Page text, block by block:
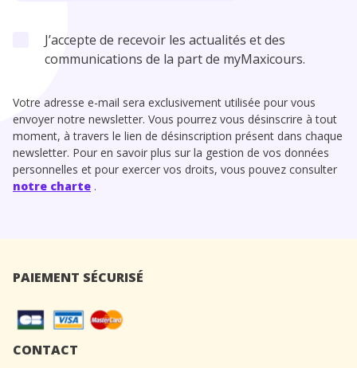
J’accepte de recevoir les actualités et des
communications de la part de myMaxicours.
Votre adresse e-mail sera exclusivement utilisée pour vous
envoyer notre newsletter. Vous pourrez vous désinscrire à tout
moment, à travers le lien de désinscription présent dans chaque
newsletter. Pour en savoir plus sur la gestion de vos données
personnelles et pour exercer vos droits, vous pouvez consulter
notre charte .
PAIEMENT SÉCURISÉ
CONTACT